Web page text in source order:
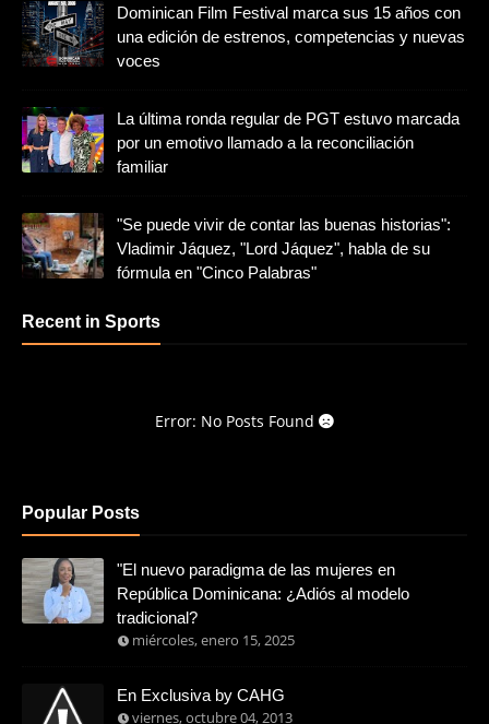
Dominican Film Festival marca sus 15 años con
una edición de estrenos, competencias y nuevas
voces
La última ronda regular de PGT estuvo marcada
por un emotivo llamado a la reconciliación
familiar
"Se puede vivir de contar las buenas historias":
Vladimir Jáquez, "Lord Jáquez", habla de su
fórmula en "Cinco Palabras"
Recent in Sports
Error: No Posts Found
Popular Posts
"El nuevo paradigma de las mujeres en
República Dominicana: ¿Adiós al modelo
tradicional?
miércoles, enero 15, 2025
En Exclusiva by CAHG
viernes, octubre 04, 2013